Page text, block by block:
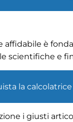
affidabile è
scientifiche e
la
i giusti